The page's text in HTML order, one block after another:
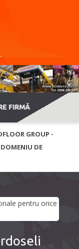
FIRMĂ
GROUP -
DOMENIU DE